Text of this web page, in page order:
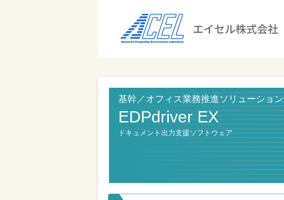
株式会社
ネ
ス
の
効
コ
基幹／オフィス業務推進ソリューション
EDPdriver EX
ドキュメント出力支援ソフトウェア